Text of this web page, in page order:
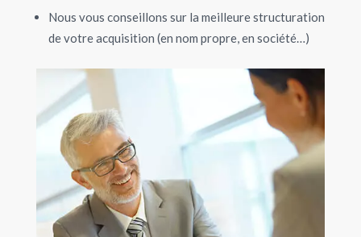
Nous vous conseillons sur la meilleure structuration
de votre acquisition (en nom propre, en société…)